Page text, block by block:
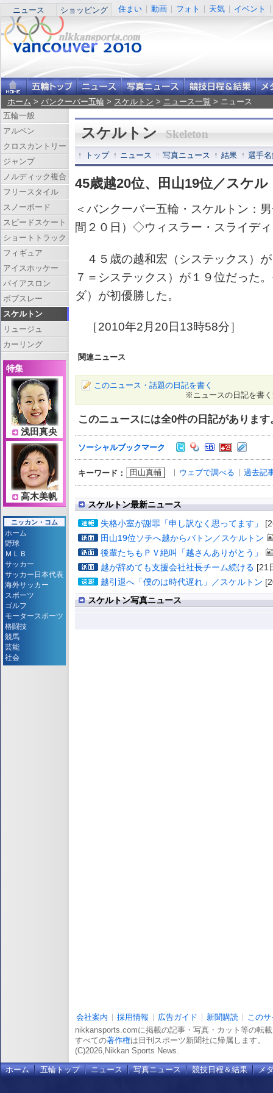
ニュース ショッピング 住まい 動画 フォト 天気 イベント
ホーム > バンクーバー五輪 > スケルトン > ニュース一覧 > ニュース
スケルトン Skeleton
トップ ニュース 写真ニュース 結果 選手
45歳越20位、田山19位／スケル
＜バンクーバー五輪・スケルトン：
間２０日）◇ウィスラー・スライデ
４５歳の越和宏（システックス）
７＝システックス）が１９位だった
ダ）が初優勝した。
［2010年2月20日13時58分］
関連ニュース
このニュース・話題の日記を書く
※ニュースの日記を書
このニュースには全0件の日記があります
ソーシャルブックマーク
キーワード： 田山真輔 ウェブで調べる 過去記
スケルトン最新ニュース
失格小室が謝罪「申し訳なく思ってます」
田山19位ソチへ越からバトン／スケルトン
後輩たちもＰＶ絶叫「越さんありがとう」
越が辞めても支援会社社長チーム続ける [21
越引退へ「僕のは時代遅れ」／スケルトン
スケルトン写真ニュース
五輪一般
アルペン
クロスカントリー
ジャンプ
ノルディック複合
フリースタイル
スノーボード
スピードスケート
ショートトラック
フィギュア
アイスホッケー
バイアスロン
ボブスレー
スケルトン
リュージュ
カーリング
特集
浅田真央
高木美帆
ニッカン・コム
ホーム
野球
ＭＬＢ
サッカー
サッカー日本代表
海外サッカー
スポーツ
ゴルフ
モータースポーツ
格闘技
競馬
芸能
社会
会社案内 採用情報 広告ガイド 新聞購読
この
nikkansports.comに掲載の記事・写真・カット等の転
すべての著作権は日刊スポーツ新聞社に帰属します。
(C)2026,Nikkan Sports News.
ホーム 五輪トップ ニュース 写真ニュース 競技日程＆結果 メ